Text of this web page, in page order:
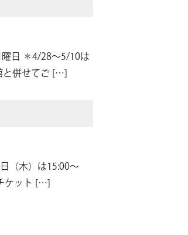
日 ＊4/28～5/10は
併せてご […]
（木）は15:00～
ケット […]